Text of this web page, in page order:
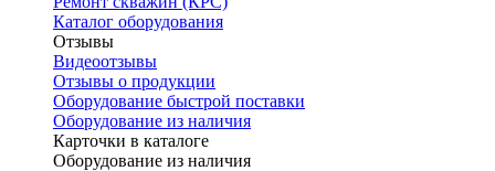
Каталог оборудования
Отзывы
Видеоотзывы
Отзывы о продукции
Оборудование быстрой поставки
Оборудование из наличия
Карточки в каталоге
Оборудование из наличия